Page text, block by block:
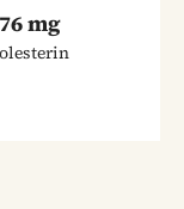
mg